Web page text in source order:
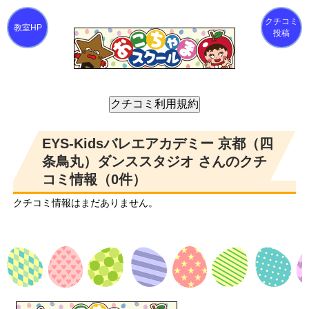
クチコミ
投稿
EYS-Kidsバレエアカデミー 京都（四
条鳥丸）ダンススタジオ さんのクチ
コミ情報（0件）
クチコミ情報はまだありません。